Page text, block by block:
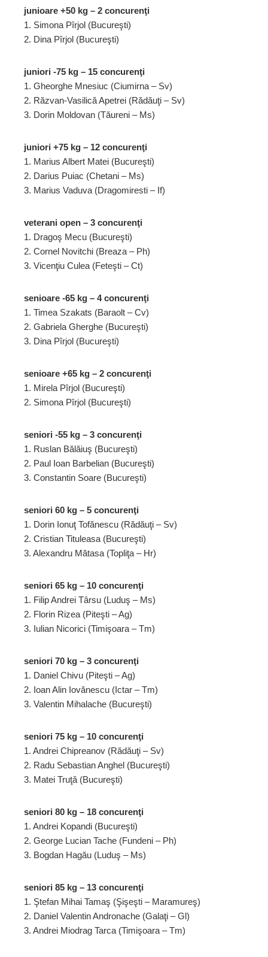
junioare +50 kg – 2 concurenţi
1. Simona Pîrjol (Bucureşti)
2. Dina Pîrjol (Bucureşti)
juniori -75 kg – 15 concurenţi
1. Gheorghe Mnesiuc (Ciumirna – Sv)
2. Răzvan-Vasilică Apetrei (Rădăuţi – Sv)
3. Dorin Moldovan (Tăureni – Ms)
juniori +75 kg – 12 concurenţi
1. Marius Albert Matei (Bucureşti)
2. Darius Puiac (Chetani – Ms)
3. Marius Vaduva (Dragomiresti – If)
veterani open – 3 concurenţi
1. Dragoş Mecu (Bucureşti)
2. Cornel Novitchi (Breaza – Ph)
3. Vicenţiu Culea (Feteşti – Ct)
senioare -65 kg – 4 concurenţi
1. Timea Szakats (Baraolt – Cv)
2. Gabriela Gherghe (Bucureşti)
3. Dina Pîrjol (Bucureşti)
senioare +65 kg – 2 concurenţi
1. Mirela Pîrjol (Bucureşti)
2. Simona Pîrjol (Bucureşti)
seniori -55 kg – 3 concurenţi
1. Ruslan Bălăiuş (Bucureşti)
2. Paul Ioan Barbelian (Bucureşti)
3. Constantin Soare (Bucureşti)
seniori 60 kg – 5 concurenţi
1. Dorin Ionuţ Tofănescu (Rădăuţi – Sv)
2. Cristian Tituleasa (Bucureşti)
3. Alexandru Mătasa (Topliţa – Hr)
seniori 65 kg – 10 concurenţi
1. Filip Andrei Târsu (Luduş – Ms)
2. Florin Rizea (Piteşti – Ag)
3. Iulian Nicorici (Timişoara – Tm)
seniori 70 kg – 3 concurenţi
1. Daniel Chivu (Piteşti – Ag)
2. Ioan Alin Iovănescu (Ictar – Tm)
3. Valentin Mihalache (Bucureşti)
seniori 75 kg – 10 concurenţi
1. Andrei Chipreanov (Rădăuţi – Sv)
2. Radu Sebastian Anghel (Bucureşti)
3. Matei Truţă (Bucureşti)
seniori 80 kg – 18 concurenţi
1. Andrei Kopandi (Bucureşti)
2. George Lucian Tache (Fundeni – Ph)
3. Bogdan Hagău (Luduş – Ms)
seniori 85 kg – 13 concurenţi
1. Ştefan Mihai Tamaş (Şişeşti – Maramureş)
2. Daniel Valentin Andronache (Galaţi – Gl)
3. Andrei Miodrag Tarca (Timişoara – Tm)